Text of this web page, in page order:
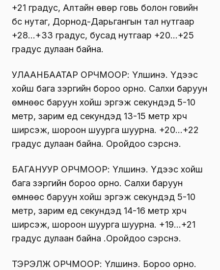
+21 градус, Алтайн өвөр говь болон говийн
бүс нутаг, Дорнод-Дарьгангын тал нутгаар
+28…+33 градус, бусад нутгаар +20…+25
градус дулаан байна.
УЛААНБААТАР ОРЧМООР: Үүлшинэ. Үдээс
хойш бага зэргийн бороо орно. Салхи баруун
өмнөөс баруун хойш эргэж секундэд 5-10
метр, зарим үед секундэд 13-15 метр хүрч
ширүүсэж, шороон шуурга шуурна. +20…+22
градус дулаан байна. Оройдоо сэрүүснэ.
БАГАНУУР ОРЧМООР: Үүлшинэ. Үдээс хойш
бага зэргийн бороо орно. Салхи баруун
өмнөөс баруун хойш эргэж секундэд 5-10
метр, зарим үед секундэд 14-16 метр хүрч
ширүүсэж, шороон шуурга шуурна. +19…+21
градус дулаан байна .Оройдоо сэрүүснэ.
ТЭРЭЛЖ ОРЧМООР: Үүлшинэ. Бороо орно.